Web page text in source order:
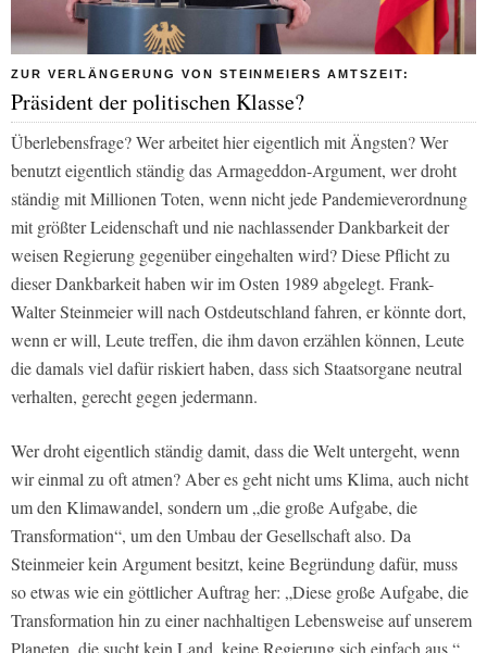
ZUR VERLÄNGERUNG VON STEINMEIERS AMTSZEIT:
Präsident der politischen Klasse?
Überlebensfrage? Wer arbeitet hier eigentlich mit Ängsten? Wer
benutzt eigentlich ständig das Armageddon-Argument, wer droht
ständig mit Millionen Toten, wenn nicht jede Pandemieverordnung
mit größter Leidenschaft und nie nachlassender Dankbarkeit der
weisen Regierung gegenüber eingehalten wird? Diese Pflicht zu
dieser Dankbarkeit haben wir im Osten 1989 abgelegt. Frank-
Walter Steinmeier will nach Ostdeutschland fahren, er könnte dort,
wenn er will, Leute treffen, die ihm davon erzählen können, Leute
die damals viel dafür riskiert haben, dass sich Staatsorgane neutral
verhalten, gerecht gegen jedermann.
Wer droht eigentlich ständig damit, dass die Welt untergeht, wenn
wir einmal zu oft atmen? Aber es geht nicht ums Klima, auch nicht
um den Klimawandel, sondern um „die große Aufgabe, die
Transformation“, um den Umbau der Gesellschaft also. Da
Steinmeier kein Argument besitzt, keine Begründung dafür, muss
so etwas wie ein göttlicher Auftrag her: „Diese große Aufgabe, die
Transformation hin zu einer nachhaltigen Lebensweise auf unserem
Planeten, die sucht kein Land, keine Regierung sich einfach aus.“